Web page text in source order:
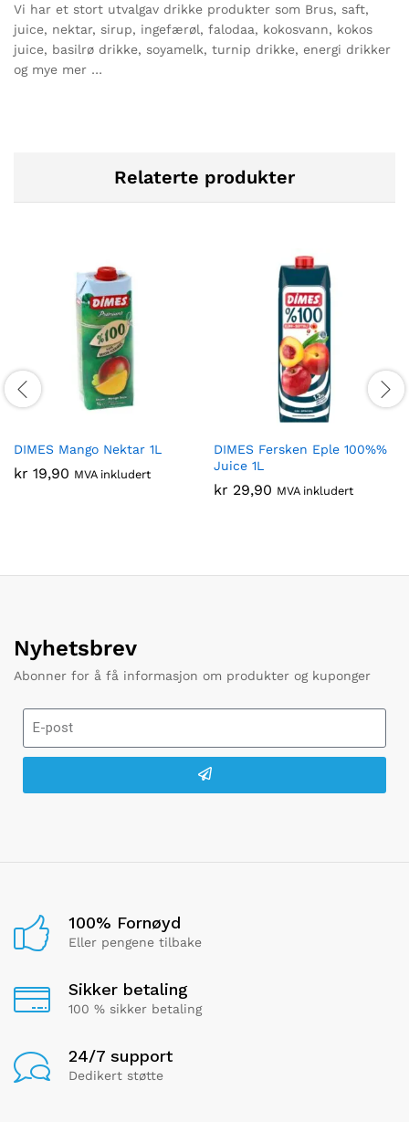
Vi har et stort utvalgav drikke produkter som Brus, saft,
juice, nektar, sirup, ingefærøl, falodaa, kokosvann, kokos
juice, basilrø drikke, soyamelk, turnip drikke, energi drikker
og mye mer …
Relaterte produkter
DIMES Mango Nektar 1L
kr 19,90 MVA inkludert
DIMES Fersken Eple 100%%
Juice 1L
kr 29,90 MVA inkludert
Nyhetsbrev
Abonner for å få informasjon om produkter og kuponger
100% Fornøyd
Eller pengene tilbake
Sikker betaling
100 % sikker betaling
24/7 support
Dedikert støtte